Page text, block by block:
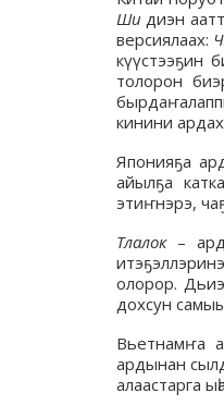
Шидиэн
версиялаах:
күүстээҕин
толорон
кинини
Японияҕа
айылҕа
этиҥнэрэ,
Тлалок –
олорор.
дохсун
Вьетнамҥа
ардынан
алаастарга